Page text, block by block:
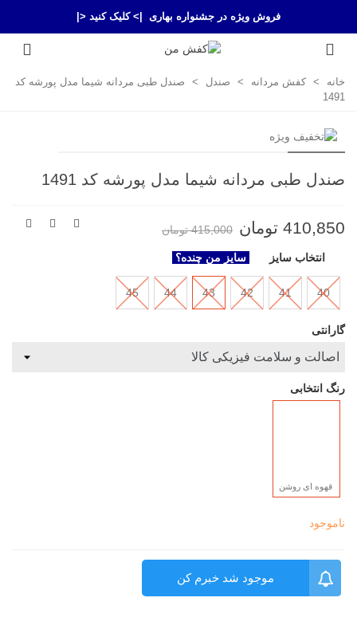
فروش ویژه در جشنواره بهاری |> کلیک کنید <|
خانه > کفش مردانه > صندل >
صندل طبی مردانه شیما مدل پورشه کد
1491
صندل طبی مردانه شیما مدل پورشه کد 1491
410,850 تومان 415,000 تومان
سایز من چنده؟ انتخاب سایز
40
41
42
43
44
45
گارانتی
رنگ انتخابی
قهوه ای روشن
ناموجود
موجود شد خبرم کن